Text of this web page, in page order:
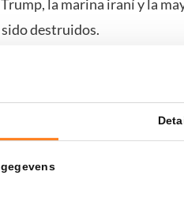
la marina iraní y la
destruidos.
con una amenaza militar
Enumeró lo que Irán